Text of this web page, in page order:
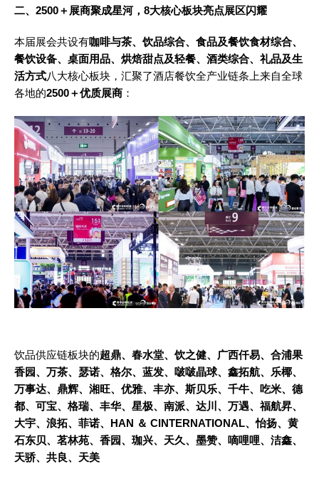
二、 2500＋展商聚成星河，8大核心板块亮点展区闪耀
本届展会共设有咖啡与茶、饮品综合、食品及餐饮食材综合、
餐饮设备、桌面用品、烘焙甜点及轻餐、酒类综合、礼品及生
活方式八大核心板块，汇聚了酒店餐饮全产业链条上来自全球
各地的2500＋优质展商 ：
饮品供应链板块的超鼎、春水堂、饮之健、广西仟易、合浦果
香园、万茶、瑟诺、格尔、蓝发、啵啵晶球、鑫拓航、乐椰、
万事达、鼎辉、湘旺、优雅、丰亦、斯贝乐、千牛、吃米、德
都、可宝、格瑞、丰华、星极、南派、达川、万遇、福航昇、
大宇、浪拓、菲诺、 HAN ＆ CINTERNATIONAL、怡扬、黄
石东贝、茗林苑、香园、珈兴、天久、墨赞、嘀哩哩、洁鑫、
天骄、共良、天美